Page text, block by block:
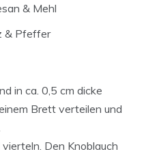
& Mehl
& Pfeffer
in ca. 0,5 cm dicke
einem Brett verteilen und
Den Knoblauch